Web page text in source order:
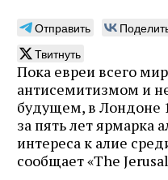
Отправить
Твитнуть
Пока евреи всего
антисемитизмом и
будущем, в Лондоне
за пять лет ярмарка
интереса к алие
сообщает «The